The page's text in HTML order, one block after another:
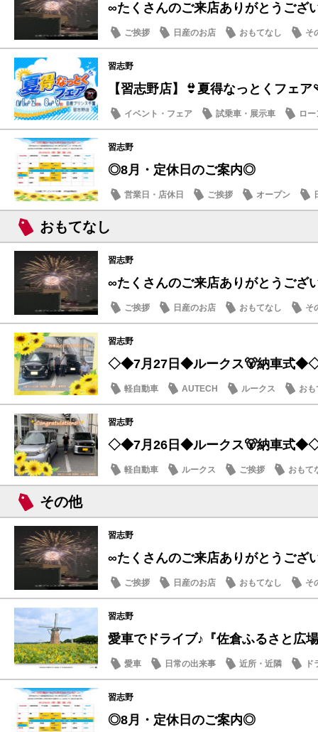
∞たくさんのご来店ありがとうござ
ご挨拶 日産のお店 おもてなし そ
習志野
【習志野店】👙夏得なっとくフェ
イベント・フェア 試乗車・展示車
ロー
日産のお店
習志野
◎8月・定休日のご案内◎
営業日・店休日 ご挨拶 オープン
おもてなし
習志野
∞たくさんのご来店ありがとうござ
ご挨拶 日産のお店 おもてなし そ
習志野
◇◆7月27日◆ルークス🐻納車式
軽自動車 AUTECH ルークス おも
習志野
◇◆7月26日◆ルークス🐻納車式
軽自動車 ルークス ご挨拶 おもて
その他
習志野
∞たくさんのご来店ありがとうござ
ご挨拶 日産のお店 おもてなし そ
習志野
愛車でドライブ♪『佐倉ふるさと広
愛車 日常の出来事 近所・近隣
習志野
◎8月・定休日のご案内◎